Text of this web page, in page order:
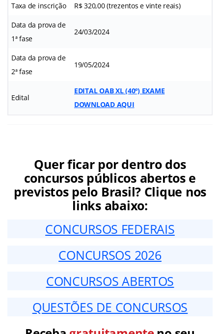
Taxa de inscrição R$ 320,00 (trezentos e vinte reais)
Data da prova de
1ª fase
24/03/2024
Data da prova de
2ª fase
19/05/2024
Edital
EDITAL OABXL (40º)EXAME
DOWNLOAD AQUI
Quer ficar por dentro dos
concursos públicos abertos e
previstos pelo Brasil? Clique nos
links abaixo:
CONCURSOS FEDERAIS
CONCURSOS 2026
CONCURSOS ABERTOS
QUESTÕES DE CONCURSOS